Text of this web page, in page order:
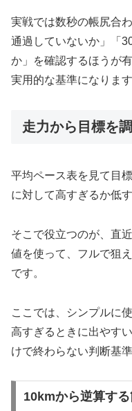
実戦では数秒の帳尻合
通過していないか」「
か」を確認するほうが
実用的な基準になります
走力から目標を
平均ペース表を見て目
に対して高すぎるか低
そこで役立つのが、直
値を使って、フルで狙
です。
ここでは、シンプルに
高すぎるときに出やす
けで終わらない判断基
10kmから逆算す